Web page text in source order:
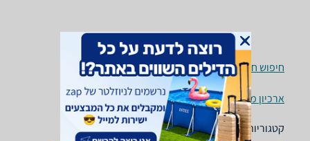
חיפוש חנויות מחסנים וארונות שירות לפי עיר
ארכיון מוצרים
קטגוריות משלימות